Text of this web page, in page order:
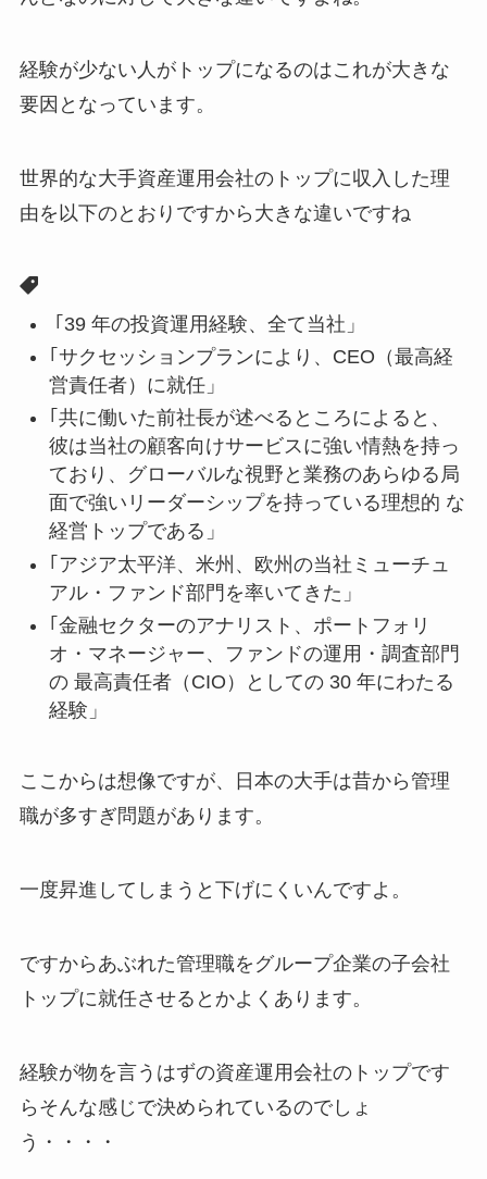
経験が少ない人がトップになるのはこれが大きな
要因となっています。
世界的な大手資産運用会社のトップに収入した理
由を以下のとおりですから大きな違いですね
｢39 年の投資運用経験、全て当社」
｢サクセッションプランにより、CEO（最高経
営責任者）に就任」
｢共に働いた前社長が述べるところによると、
彼は当社の顧客向けサービスに強い情熱を持っ
ており、グローバルな視野と業務のあらゆる局
面で強いリーダーシップを持っている理想的 な
経営トップである」
｢アジア太平洋、米州、欧州の当社ミューチュ
アル・ファンド部門を率いてきた」
｢金融セクターのアナリスト、ポートフォリ
オ・マネージャー、ファンドの運用・調査部門
の 最高責任者（CIO）としての 30 年にわたる
経験」
ここからは想像ですが、日本の大手は昔から管理
職が多すぎ問題があります。
一度昇進してしまうと下げにくいんですよ。
ですからあぶれた管理職をグループ企業の子会社
トップに就任させるとかよくあります。
経験が物を言うはずの資産運用会社のトップです
らそんな感じで決められているのでしょ
う・・・・